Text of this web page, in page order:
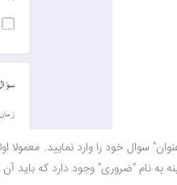
سوال خود را وارد نمایید. معمولا
نام "ضروری" وجود دارد که باید آن